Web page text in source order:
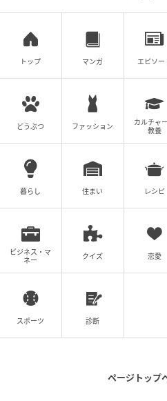
出典元：
￥2090／Hamee
3種のホワイト系パールを配
が追加。
唇から顔立ちまで美しく
リーム
トップ マンガ エピソー
どうぶつ ファッション
カルチャ
教養
暮らし 住まい レシピ
ビジネス・マ
ネー
クイズ 恋愛
スポーツ 診断
ページトップ